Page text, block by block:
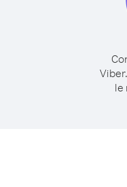
Viber.
le